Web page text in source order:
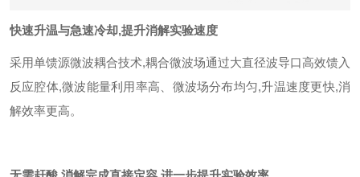
快速升温与急速冷却,提升消解实验速度
采用单馈源微波耦合技术,耦合微波场通过大直径波导口高效馈入
反应腔体,微波能量利用率高、微波场分布均匀,升温速度更快,消
解效率更高。